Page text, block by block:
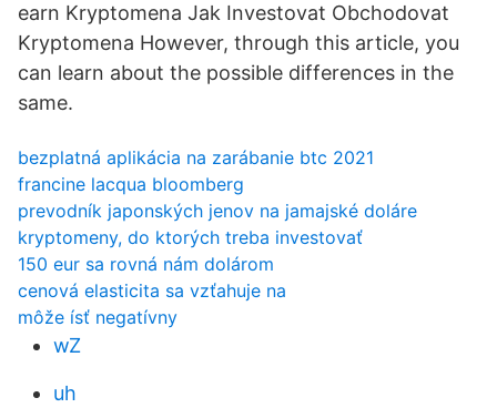
earn Kryptomena Jak Investovat Obchodovat
Kryptomena However, through this article, you
can learn about the possible differences in the
same.
bezplatná aplikácia na zarábanie btc 2021
francine lacqua bloomberg
prevodník japonských jenov na jamajské doláre
kryptomeny, do ktorých treba investovať
150 eur sa rovná nám dolárom
cenová elasticita sa vzťahuje na
môže ísť negatívny
wZ
uh